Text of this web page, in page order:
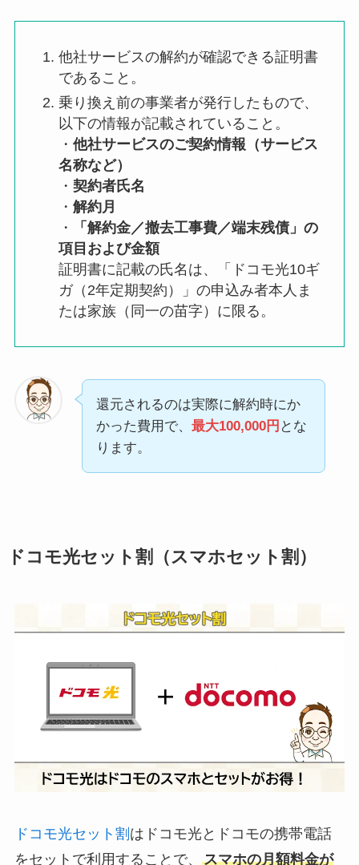
他社サービスの解約が確認できる証明書
であること。
乗り換え前の事業者が発行したもので、
以下の情報が記載されていること。
・ 他社サービスのご契約情報（サービス
名称など）
・ 契約者氏名
・ 解約月
・
「解約金／撤去工事費／端末残債」の
項目および金額
証明書に記載の氏名は、「ドコモ光10ギ
ガ（2年定期契約）」の申込み者本人ま
たは家族（同一の苗字）に限る。
還元されるのは実際に解約時にか
かった費用で、 最大100,000円 とな
ります。
ドコモ光セット割（スマホセット割）
ドコモ光セット割 はドコモ光とドコモの携帯電話
をセットで利用することで、 スマホの月額料金が